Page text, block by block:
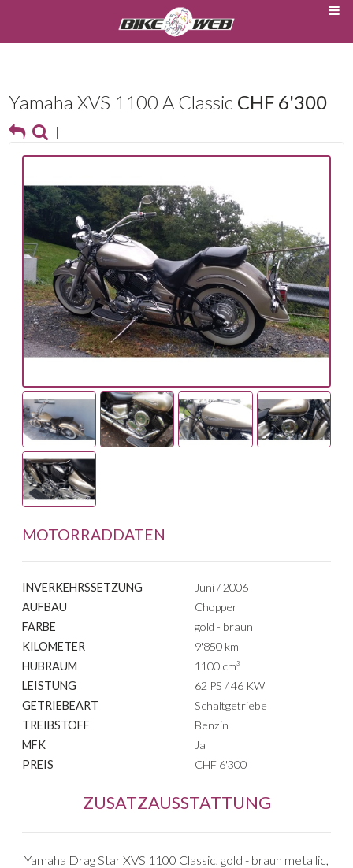
Yamaha XVS 1100 A Classic CHF 6'300
|
MOTORRADDATEN
INVERKEHRSSETZUNG
Juni / 2006
AUFBAU
Chopper
FARBE
gold - braun
KILOMETER
9'850 km
HUBRAUM
1100 cm³
LEISTUNG
62 PS / 46 KW
GETRIEBEART
Schaltgetriebe
TREIBSTOFF
Benzin
MFK
Ja
PREIS
CHF 6'300
ZUSATZAUSSTATTUNG
Yamaha Drag Star XVS 1100 Classic, gold - braun metallic,